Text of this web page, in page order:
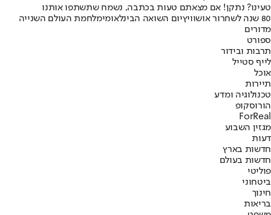
טעינו? נתקן! אם מצאתם טעות בכתבה, נשמח שתשתפו אותנו
80 שנה לשחרור אושוויץ
יום השואה הבינלאומימלחמת העולם השנייה
מדורים
ספורט
תרבות ובידור
לייף סטייל
אוכל
תיירות
טכנולוגיה ומדע
הורוסקופ
ForReal
מגזין השבוע
דעות
חדשות בארץ
חדשות בעולם
פוליטי
ביטחוני
חינוך
בריאות